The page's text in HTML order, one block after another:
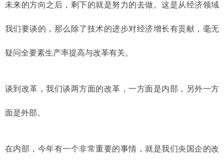
未来的方向之后，剩下的就是努力的去做。这是从经济领域
我们要谈的，那么除了技术的进步对经济增长有贡献，毫无
疑问全要素生产率提高与改革有关。
谈到改革，我们谈两方面的改革，一方面是内部，另外一方
面是外部。
在内部，今年有一个非常重要的事情，就是我们央国企的改